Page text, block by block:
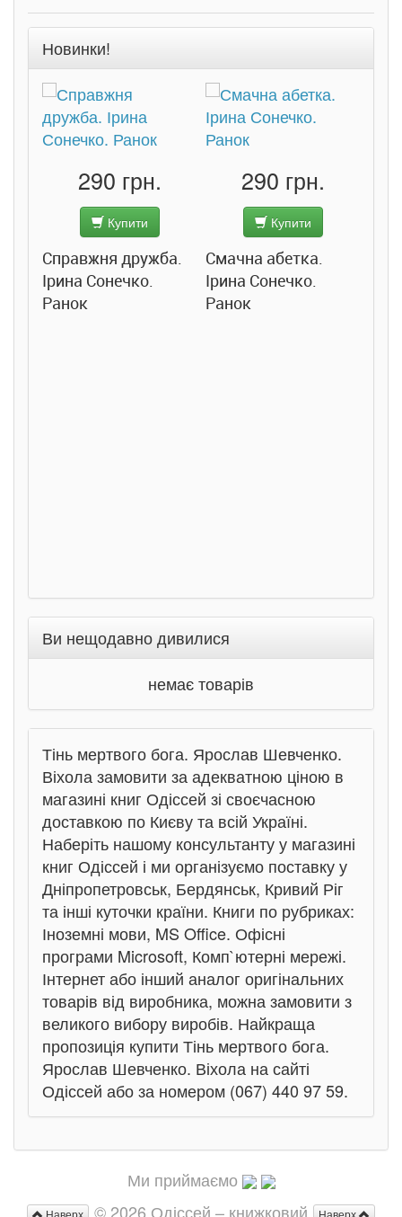
Новинки!
290 грн.
Купити
Справжня дружба.
Ірина Сонечко.
Ранок
290 грн.
Купити
Смачна абетка.
Ірина Сонечко.
Ранок
Ви нещодавно дивилися
немає товарів
Тінь мертвого бога. Ярослав Шевченко.
Віхола замовити за адекватною ціною в
магазині книг Одіссей зі своєчасною
доставкою по Києву та всій Україні.
Наберіть нашому консультанту у магазині
книг Одіссей і ми організуємо поставку у
Дніпропетровськ, Бердянськ, Кривий Ріг
та інші куточки країни. Книги по рубриках:
Іноземні мови, MS Office. Офісні
програми Microsoft, Комп`ютерні мережі.
Інтернет або інший аналог оригінальних
товарів від виробника, можна замовити з
великого вибору виробів. Найкраща
пропозиція купити Тінь мертвого бога.
Ярослав Шевченко. Віхола на сайті
Одіссей або за номером (067) 440 97 59.
Ми приймаємо
© 2026 Одіссей – книжковий